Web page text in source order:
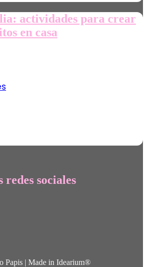
actividades para crear
en casa
redes sociales
Papis | Made in Idearium®